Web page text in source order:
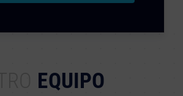
EQUIPO